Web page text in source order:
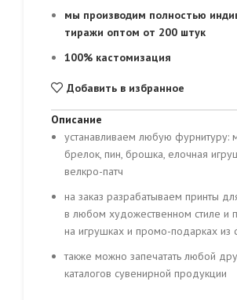
мы производим полностью
тиражи оптом от 200 штук
100% кастомизация
Добавить в избранное
Описание
устанавливаем любую фурнитуру:
брелок, пин, брошка, елочная
велкро-патч
на заказ разрабатываем принты
в любом художественном стиле и
на игрушках и промо-подарках из
также можно запечатать любой
каталогов сувенирной продукции